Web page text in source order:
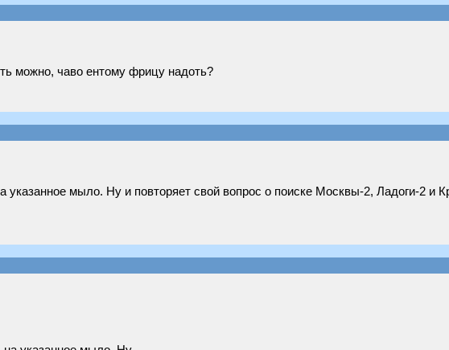
можно, чаво ентому фрицу надоть?
указанное мыло. Ну и повторяет свой вопрос о поиске Москвы-2, Ладоги-2 и